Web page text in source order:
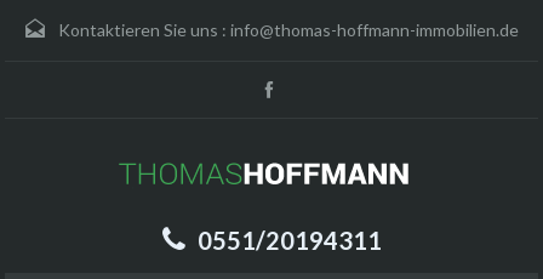
Kontaktieren Sie uns : info@thomas-hoffmann-immobilien.de
0551/20194311